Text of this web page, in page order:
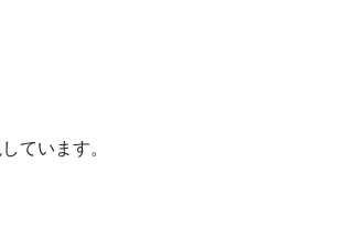
ています。